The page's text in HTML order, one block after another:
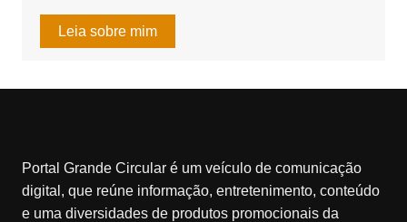
Leia sobre mim
Portal Grande Circular é um veículo de comunicação
digital, que reúne informação, entretenimento, conteúdo
e uma diversidades de produtos promocionais da